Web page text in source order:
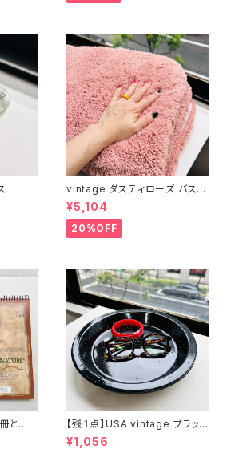
vintage ダスティローズ バスマ
ット
¥5,104
20%OFF
とお
【残１点】USA vintage ブラック
琺瑯プレート
¥1,056